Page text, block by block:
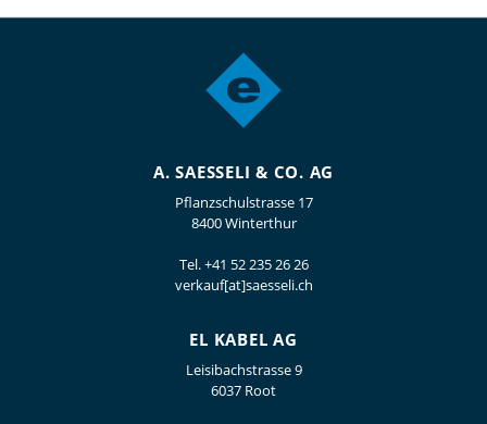
A. SAESSELI & CO. AG
Pflanzschulstrasse 17
8400 Winterthur
Tel.+41 52 235 26 26
verkauf[at]saesseli.ch
EL KABEL AG
Leisibachstrasse 9
6037 Root